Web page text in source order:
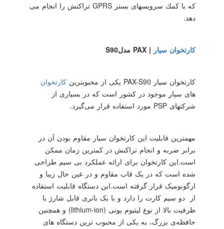
كه با كمك سرویسهای بستر GPRS تراكنش را انجام می
دهد.
کارتخوان سیار PAX | مدلS90
کارتخوان سیار PAX-S90 یکی از محبوبترین کارتخوان
های سیار موجود در کشور است که در بسیاری از
شرکتهای PSP مورد استفاده قرار می‌گیرد.
مهمترین قابلیت این کارتخوان سیار مقاوم بودن آن در
برابر ضربه و انجام تراکنش در کمترین زمان ممکن
است.این کارتخوان برای ارائه عملکرد بی سیم طراحی
شده است که در یک قاب مقاوم و در عین حال زیبا و
ارگونومیک قرار گرفته است.این دستگاه قابلیت استفاده
از دو سیم کارت را دارد و با یک باتری قابل شارژ با
ظرفیت بالا از نوع لیتیوم یونی (lithium-ion) و همچنین
حافظه‌ی بزرگ، به یکی از محبوب ترین دستگاه های